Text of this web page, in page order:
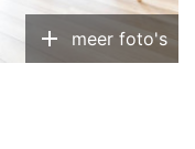
add meer foto's